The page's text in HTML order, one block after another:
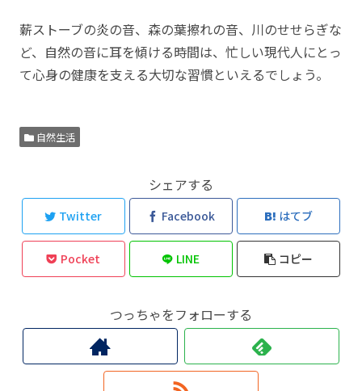
薪ストーブの炎の音、森の葉擦れの音、川のせせらぎな
ど、自然の音に耳を傾ける時間は、忙しい現代人にとっ
て心身の健康を支える大切な習慣といえるでしょう。
自然生活
シェアする
Twitter Facebook はてブ
Pocket LINE コピー
つっちゃをフォローする